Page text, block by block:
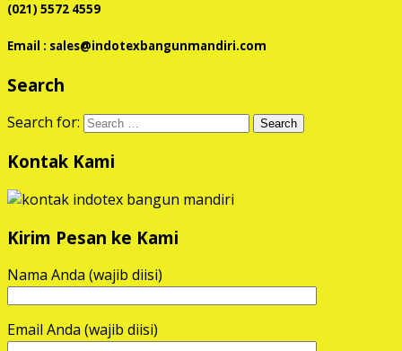
(021) 5572 4559
Email : sales@indotexbangunmandiri.com
Search
Search for:
Kontak Kami
Kirim Pesan ke Kami
Nama Anda (wajib diisi)
Email Anda (wajib diisi)